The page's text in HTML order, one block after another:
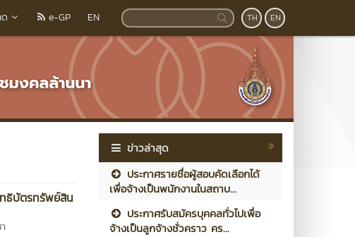
e-GP EN TH EN
ธิบัตรทรัพย์สิน
ข่าวล่าสุด
ประกาศรายชื่อผู้สอบคัดเลือกได้
เพื่อจ้างเป็นพนักงานในสถาบ...
ประกาศรับสมัครบุคคลทั่วไปเพื่อ
จ้างเป็นลูกจ้างชั่วคราว คร...